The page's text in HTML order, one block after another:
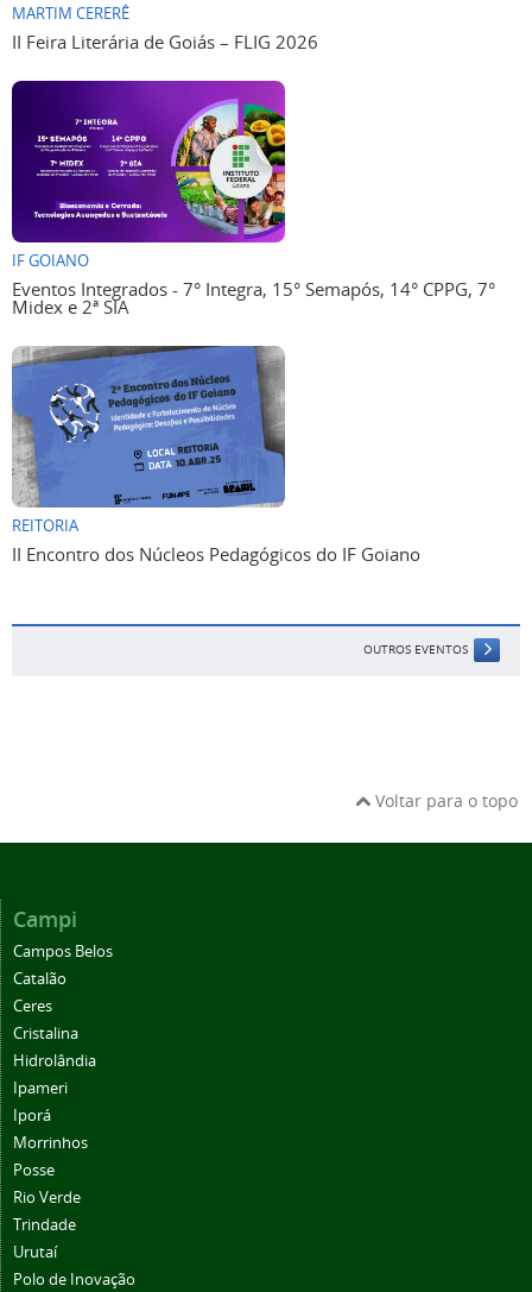
MARTIM CERERÊ
II Feira Literária de Goiás – FLIG 2026
IF GOIANO
Eventos Integrados - 7° Integra, 15° Semapós, 14° CPPG, 7°
Midex e 2ª SIA
REITORIA
II Encontro dos Núcleos Pedagógicos do IF Goiano
OUTROS EVENTOS
Voltar para o topo
Campi
Campos Belos
Catalão
Ceres
Cristalina
Hidrolândia
Ipameri
Iporá
Morrinhos
Posse
Rio Verde
Trindade
Urutaí
Polo de Inovação